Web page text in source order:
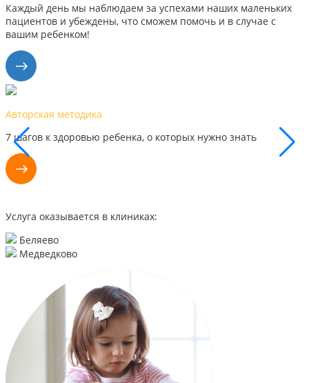
Каждый день мы наблюдаем за успехами наших маленьких
пациентов и убеждены, что сможем помочь и в случае с
вашим ребенком!
Наши результаты
Каждый день мы видим успехи наших маленьких
Услуга оказывается в клиниках:
Беляево
Медведково